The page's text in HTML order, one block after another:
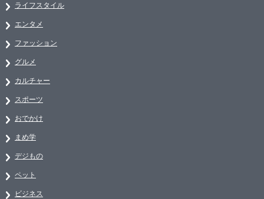
ライフスタイル
エンタメ
ファッション
グルメ
カルチャー
スポーツ
おでかけ
まめ学
デジもの
ペット
ビジネス